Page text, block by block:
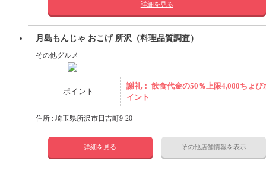
詳細を見る
月島もんじゃ おこげ 所沢（料理品質調査）
その他グルメ
ポイント
謝礼： 飲食代金の50％上限4,000ちょび
イント
住所 : 埼玉県所沢市日吉町9-20
詳細を見る その他店舗情報を表示